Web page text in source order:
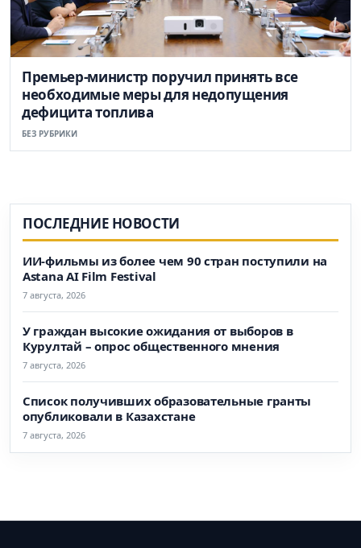
Премьер-министр поручил принять все
необходимые меры для недопущения
дефицита топлива
БЕЗ РУБРИКИ
ПОСЛЕДНИЕ НОВОСТИ
ИИ-фильмы из более чем 90 стран поступили на
Astana AI Film Festival
7 августа, 2026
У граждан высокие ожидания от выборов в
Курултай – опрос общественного мнения
7 августа, 2026
Список получивших образовательные гранты
опубликовали в Казахстане
7 августа, 2026